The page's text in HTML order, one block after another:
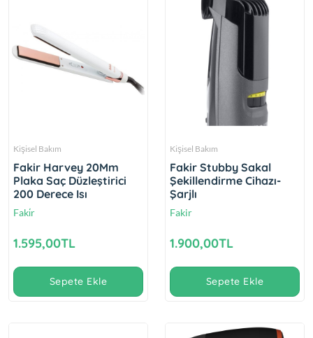
Kişisel Bakım
Fakir Harvey 20Mm
Plaka Saç Düzleştirici
200 Derece Isı
Faki̇r
1.595,00TL
Sepete Ekle
Kişisel Bakım
Fakir Stubby Sakal
Şekillendirme Cihazı-
Şarjlı
Fakir
1.900,00TL
Sepete Ekle